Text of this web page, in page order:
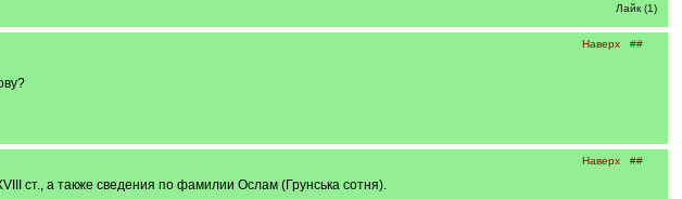
Лайк (1)
Наверх ##
Наверх ##
ст., а также сведения по фамилии Ослам (Грунська сотня).